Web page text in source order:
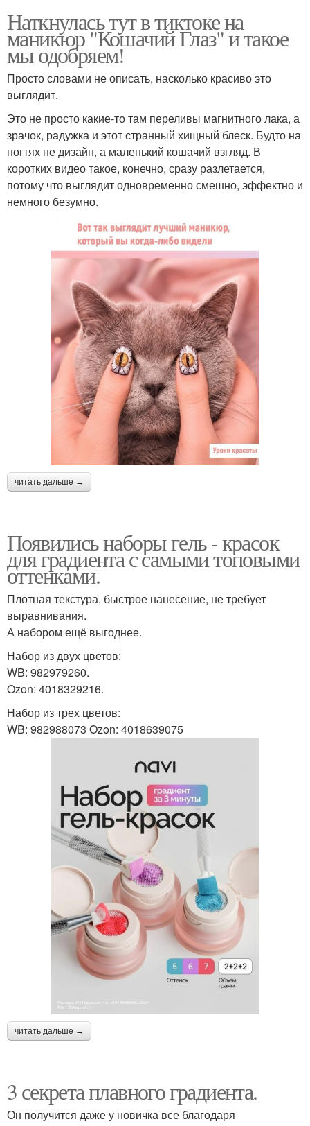
Наткнулась тут в тиктоке на
маникюр "Кошачий Глаз" и такое
мы одобряем!
Просто словами не описать, насколько красиво это
выглядит.
Это не просто какие-то там переливы магнитного лака, а
зрачок, радужка и этот странный хищный блеск. Будто на
ногтях не дизайн, а маленький кошачий взгляд. В
коротких видео такое, конечно, сразу разлетается,
потому что выглядит одновременно смешно, эффектно и
немного безумно.
читать дальше →
Появились наборы гель - красок
для градиента с самыми топовыми
оттенками.
Плотная текстура, быстрое нанесение, не требует
выравнивания.
А набором ещё выгоднее.
Набор из двух цветов:
WB: 982979260.
Ozon: 4018329216.
Набор из трех цветов:
WB: 982988073 Ozon: 4018639075
читать дальше →
3 секрета плавного градиента.
Он получится даже у новичка все благодаря